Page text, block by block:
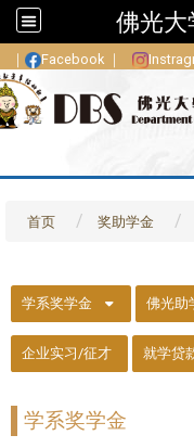
佛光
｜ Facebook ｜
首页 奖助学金
学系奖学金 佛光助
企业实习/征才 就学贷
学系奖学金